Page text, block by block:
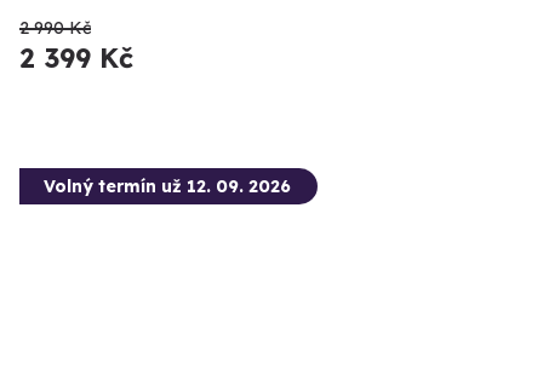
2 990 Kč
2 399 Kč
Volný termín už 12. 09. 2026